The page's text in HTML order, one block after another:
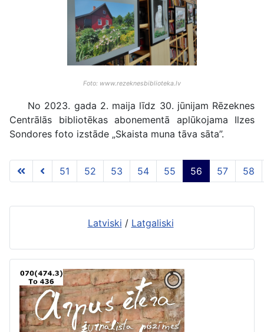
Foto: www.rezeknesbiblioteka.lv
No 2023. gada 2. maija līdz 30. jūnijam Rēzeknes
Centrālās bibliotēkas abonementā aplūkojama Ilzes
Sondores foto izstāde „Skaista muna tāva sāta”.
56 lapa no 117
51 52 53 54 55 56 57 58
Latviski / Latgaliski